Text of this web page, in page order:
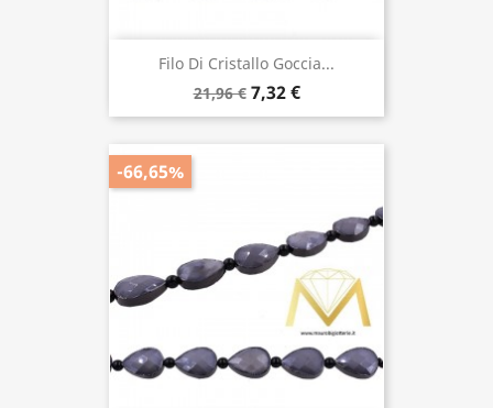
Filo Di Cristallo Goccia...
21,96 € 7,32 €
-66,65%